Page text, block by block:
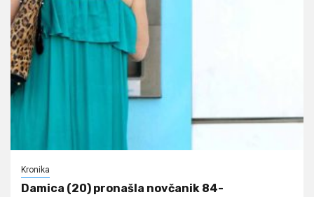
Kronika
Damica (20) pronašla novčanik 84-